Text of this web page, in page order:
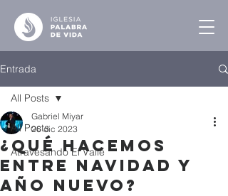
Entrada
All Posts
Atravesando El Valle
All Posts
¿Qué Hacemos
Entre Navidad y
Año Nuevo?
Gabriel Miyar
26 dic 2023